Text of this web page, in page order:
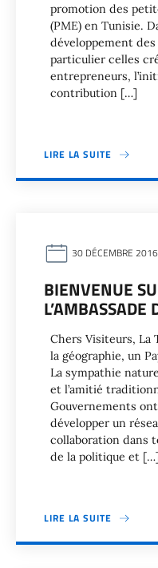
promotion des
(PME) en Tunisie.
développement
particulier celles
entrepreneurs,
contribution […]
LIRE LA SUITE
30 DÉCEMBRE 2016
BIENVENUE
L’AMBASSADE
Chers Visiteurs, La
la géographie, un
La sympathie
et l’amitié
Gouvernements
développer un
collaboration dans
de la politique et […]
LIRE LA SUITE